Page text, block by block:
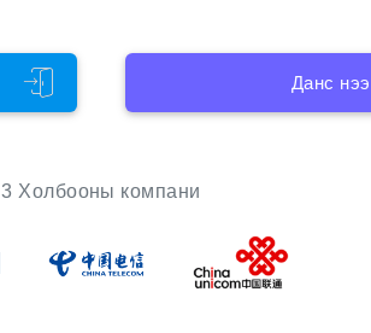
Данс
3 Холбооны компани